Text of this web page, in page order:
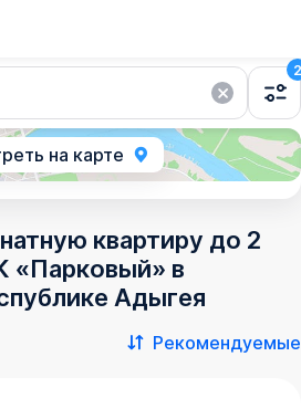
2
на карте
квартиру до 2
«Парковый» в
Адыгея
Рекомендуемые